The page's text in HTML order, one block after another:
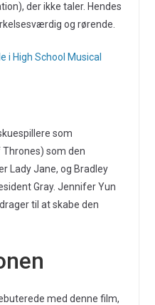
der ikke taler. Hendes
og rørende.
i High School Musical
som
som den
Lady Jane, og Bradley
Gray. Jennifer Yun
til at skabe den
med denne film,